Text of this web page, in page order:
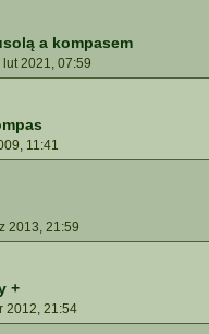
a kompasem
lut 2021, 07:59
11:41
2013, 21:59
+
2012, 21:54